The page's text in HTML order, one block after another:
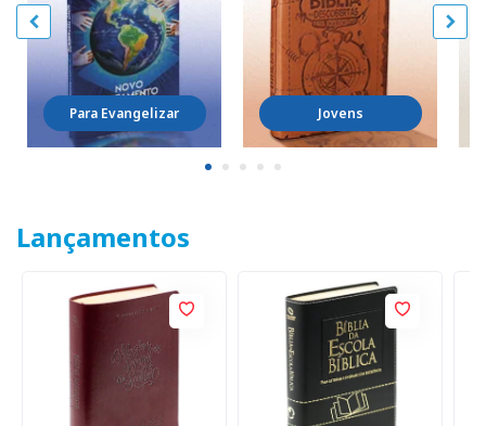
Para Evangelizar Jovens
Lançamentos